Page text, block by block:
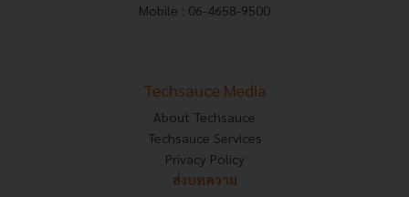
Mobile : 06-4658-9500
Techsauce Media
About Techsauce
Techsauce Services
Privacy Policy
ส่งบทความ